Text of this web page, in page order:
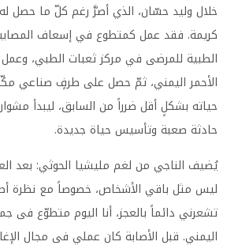
خلال وليد حسّان، الذي أصرَّ رغم كلّ ما حصل
كريمة. فقد عمل كمتطوع في إسعاف
الطبية للمرضى في مركز ثعبات الطبي،
الأحمر اليمني، ثمّ حصل على طرفٍ صناعي
حياته بشكلٍ أقل ضرراً من السابق، ليبدأ
حادثة صعبة وتأسيس حياة جديدة.
يُضيف الناجي من لغم مليشيا الحوثي: بعد
ليس مثل باقي الأشخاص، خصوصاً مع نظرة
تشعرني دائماً بالعجز، أنا اليوم متطوّع فى
اليمني. قبل الأصابة كان عملي فى مجال